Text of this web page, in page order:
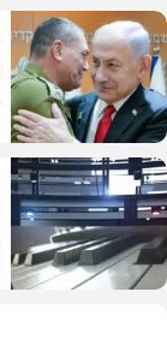
חדשות
מדיני